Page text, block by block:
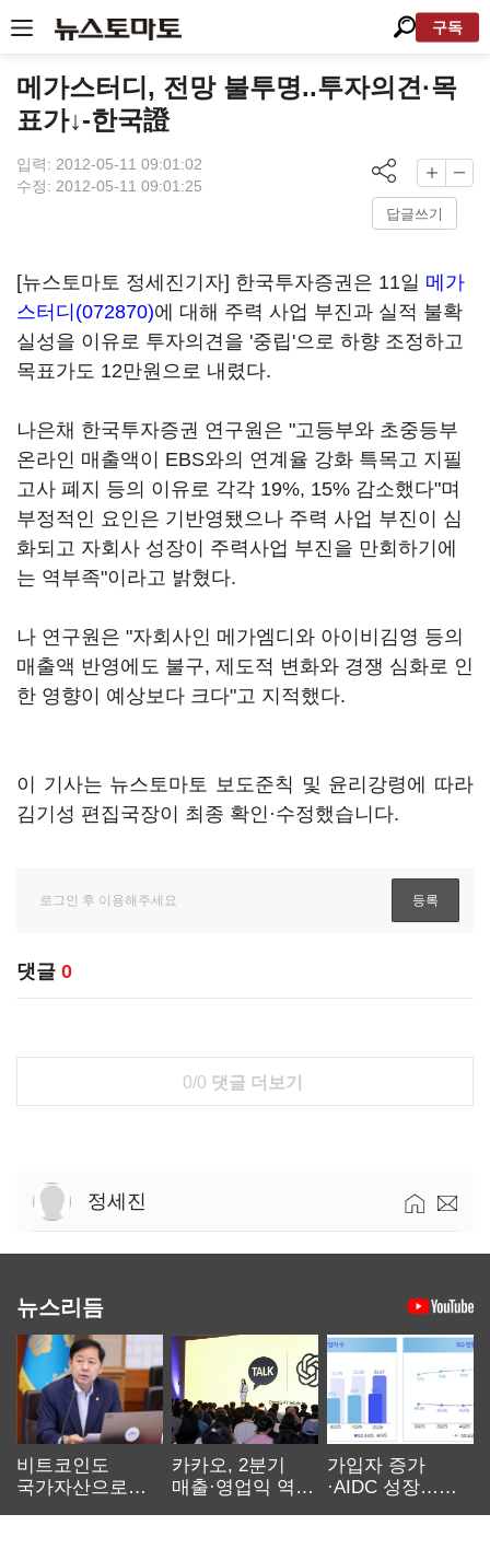
구독
메가스터디, 전망 불투명..투자의견·목
표가↓-한국證
입력: 2012-05-11 09:01:02
수정: 2012-05-11 09:01:25
답글쓰기
[뉴스토마토 정세진기자] 한국투자증권은 11일 메가
스터디(072870)에 대해 주력 사업 부진과 실적 불확
실성을 이유로 투자의견을 '중립'으로 하향 조정하고
목표가도 12만원으로 내렸다.
나은채 한국투자증권 연구원은 "고등부와 초중등부
온라인 매출액이 EBS와의 연계율 강화 특목고 지필
고사 폐지 등의 이유로 각각 19%, 15% 감소했다"며
부정적인 요인은 기반영됐으나 주력 사업 부진이 심
화되고 자회사 성장이 주력사업 부진을 만회하기에
는 역부족"이라고 밝혔다.
나 연구원은 "자회사인 메가엠디와 아이비김영 등의
매출액 반영에도 불구, 제도적 변화와 경쟁 심화로 인
한 영향이 예상보다 크다"고 지적했다.
이 기사는 뉴스토마토 보도준칙 및 윤리강령에 따라
김기성 편집국장이 최종 확인·수정했습니다.
댓글 0
0/0 댓글 더보기
정세진
뉴스리듬
비트코인도
국가자산으로…'
카카오, 2분기
매출·영업익 역대
가입자 증가
·AIDC 성장…